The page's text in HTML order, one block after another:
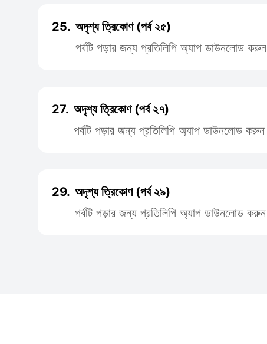
25. অদৃশ্য ত্রিকোণ (পর্ব ২৫)
পর্বটি পড়ার জন্য প্রতিলিপি অ্যাপ ডাউনলোড করুন
27. অদৃশ্য ত্রিকোণ (পর্ব ২৭)
পর্বটি পড়ার জন্য প্রতিলিপি অ্যাপ ডাউনলোড করুন
29. অদৃশ্য ত্রিকোণ (পর্ব ২৯)
পর্বটি পড়ার জন্য প্রতিলিপি অ্যাপ ডাউনলোড করুন